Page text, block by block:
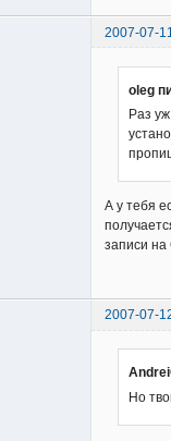
2007-07-
oleg
Раз
А у тебя
записи на
2007-07-
Но